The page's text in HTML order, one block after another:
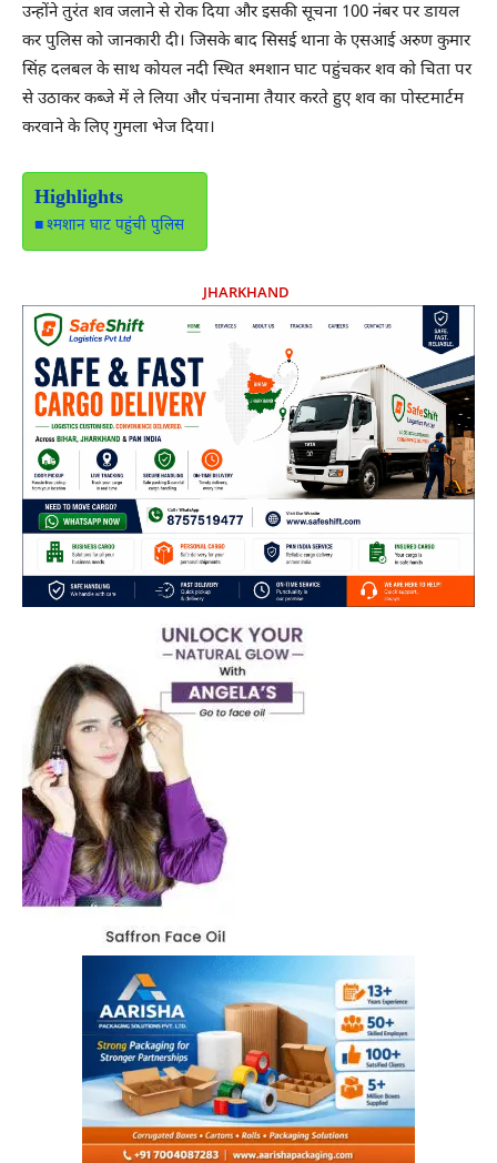
उन्होंने तुरंत शव जलाने से रोक दिया और इसकी सूचना 100 नंबर पर डायल
कर पुलिस को जानकारी दी। जिसके बाद सिसई थाना के एसआई अरुण कुमार
सिंह दलबल के साथ कोयल नदी स्थित श्मशान घाट पहुंचकर शव को चिता पर
से उठाकर कब्जे में ले लिया और पंचनामा तैयार करते हुए शव का पोस्टमार्टम
करवाने के लिए गुमला भेज दिया।
Highlights
श्मशान घाट पहुंची पुलिस
JHARKHAND